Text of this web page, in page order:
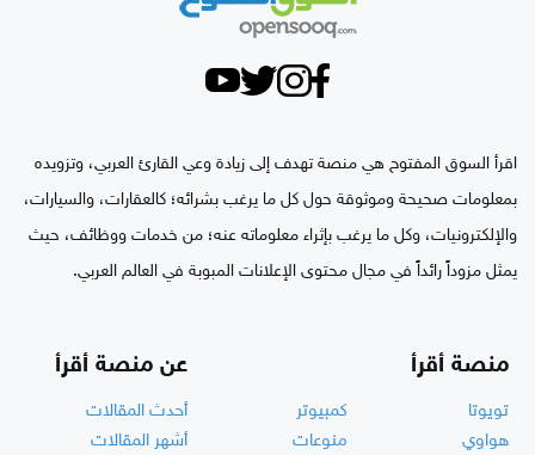
اقرأ السوق المفتوح هي منصة تهدف إلى زيادة وعي القارئ العربي، وتزويده
بمعلومات صحيحة وموثوقة حول كل ما يرغب بشرائه؛ كالعقارات، والسيارات،
والإلكترونيات، وكل ما يرغب بإثراء معلوماته عنه؛ من خدمات ووظائف، حيث
يمثل مزوداً رائداً في مجال محتوى الإعلانات المبوبة في العالم العربي.
منصة أقرأ
تويوتا
كمبيوتر
هواوي
منوعات
عن منصة أقرأ
أحدث المقالات
أشهر المقالات